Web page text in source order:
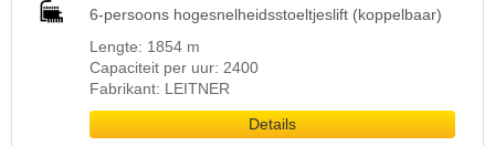
6-persoons hogesnelheidsstoeltjeslift (koppelbaar)
Lengte: 1854 m
Capaciteit per uur: 2400
Fabrikant: LEITNER
Details